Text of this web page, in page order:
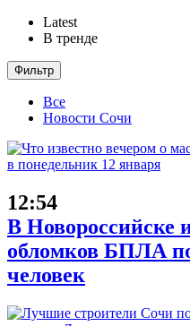
Latest
В тренде
Фильтр
Все
Новости Сочи
12:54
В Новороссийске
обломков БПЛА
человек